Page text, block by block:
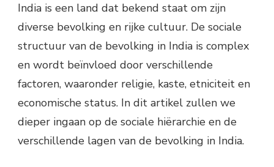
India is een land dat bekend staat om zijn
diverse bevolking en rijke cultuur. De sociale
structuur van de bevolking in India is complex
en wordt beïnvloed door verschillende
factoren, waaronder religie, kaste, etniciteit en
economische status. In dit artikel zullen we
dieper ingaan op de sociale hiërarchie en de
verschillende lagen van de bevolking in India.